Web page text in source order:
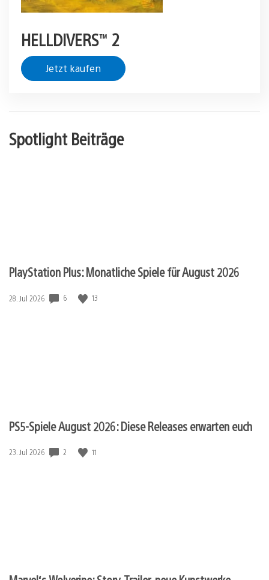
HELLDIVERS™ 2
Jetzt kaufen
Spotlight Beiträge
PlayStation Plus: Monatliche Spiele für August 2026
Veröffentlichungsdatum:
28. Jul 2026 6 13
PS5-Spiele August 2026: Diese Releases erwarten euch
Veröffentlichungsdatum:
23. Jul 2026 2 11